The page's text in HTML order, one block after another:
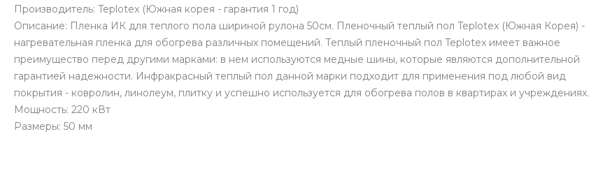
Производитель: Teplotex (Южная корея - гарантия 1 год)
Описание: Пленка ИК для теплого пола шириной рулона 50см. Пленочный теплый пол Teplotex (Южная Корея) -
нагревательная пленка для обогрева различных помещений. Теплый пленочный пол Teplotex имеет важное
преимущество перед другими марками: в нем используются медные шины, которые являются дополнительной
гарантией надежности. Инфракрасный теплый пол данной марки подходит для применения под любой вид
покрытия - ковролин, линолеум, плитку и успешно используется для обогрева полов в квартирах и учреждениях.
Мощность: 220 кВт
Размеры: 50 мм